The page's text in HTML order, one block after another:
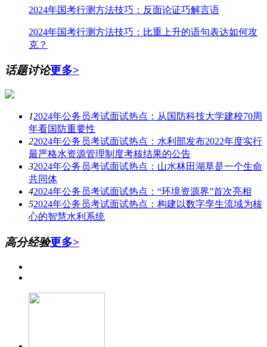
2024年国考行测方法技巧：反面论证巧解言语
2024年国考行测方法技巧：比重上升的语句表达如何攻
克？
话题讨论更多>
12024年公务员考试面试热点：从国防科技大学建校70周
年看国防重要性
22024年公务员考试面试热点：水利部发布2022年度实行
最严格水资源管理制度考核结果的公告
32024年公务员考试面试热点：山水林田湖草是一个生命
共同体
42024年公务员考试面试热点：“环境资源界”首次亮相
52024年公务员考试面试热点：构建以数字孪生流域为核
心的智慧水利系统
高分经验更多>